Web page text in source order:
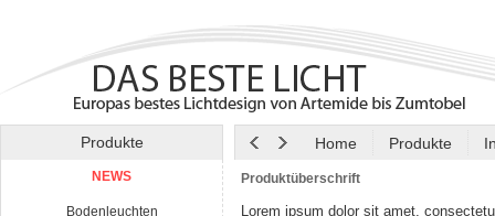
Produkte Home Produkte
NEWS
Bodenleuchten
Produktüberschrift
Lorem ipsum dolor sit amet,